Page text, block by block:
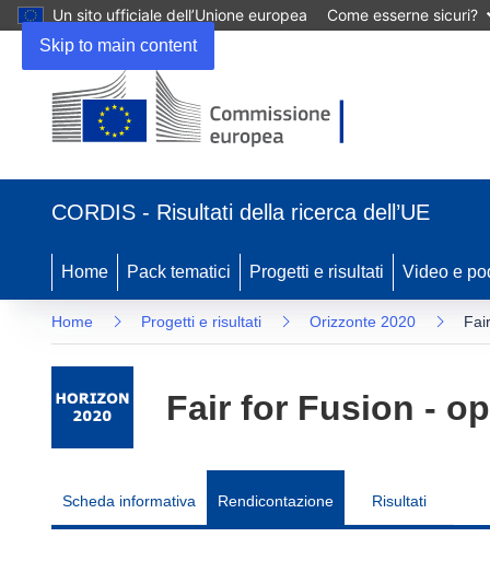
Skip to main content
Un sito ufficiale dell’Unione europea Come esserne sicuri?
in
nuova
finestra)
CORDIS - Risultati della ricerca dell’UE
Home Pack tematici Progetti e risultati Video e
Home Progetti e risultati Orizzonte 2020
Fair for Fusion -
Scheda informativa Rendicontazione Risultati